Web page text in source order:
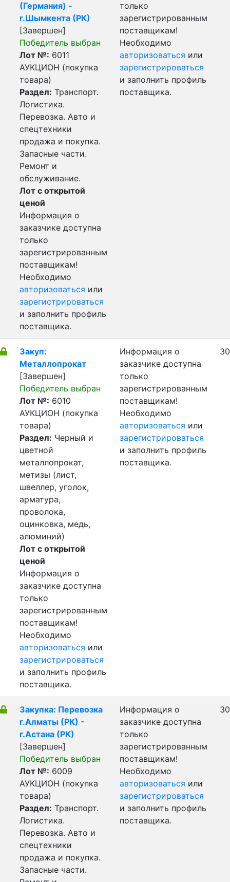
(Германия) -
г.Шымкента (РК)
[Завершен]
Победитель выбран
Лот №: 6011
АУКЦИОН (покупка
товара)
Раздел: Транспорт.
Логистика.
Перевозка. Авто и
спецтехники
продажа и покупка.
Запасные части.
Ремонт и
обслуживание.
Лот с открытой
ценой
Информация о
заказчике доступна
только
зарегистрированным
поставщикам!
Необходимо
авторизоваться или
зарегистрироваться
и заполнить профиль
поставщика.
только
зарегистрированным
поставщикам!
Необходимо
авторизоваться или
зарегистрироваться
и заполнить профиль
поставщика.
Закуп:
Металлопрокат
[Завершен]
Победитель выбран
Лот №: 6010
АУКЦИОН (покупка
товара)
Раздел: Черный и
цветной
металлопрокат,
метизы (лист,
швеллер, уголок,
арматура,
проволока,
оцинковка, медь,
алюминий)
Лот с открытой
ценой
Информация о
заказчике доступна
только
зарегистрированным
поставщикам!
Необходимо
авторизоваться или
зарегистрироваться
и заполнить профиль
поставщика.
Информация о
заказчике доступна
только
зарегистрированным
поставщикам!
Необходимо
авторизоваться или
зарегистрироваться
и заполнить профиль
поставщика.
Закупка: Перевозка
г.Алматы (РК) -
г.Астана (РК)
[Завершен]
Победитель выбран
Лот №: 6009
АУКЦИОН (покупка
товара)
Раздел: Транспорт.
Логистика.
Перевозка. Авто и
спецтехники
продажа и покупка.
Запасные части.
Информация о
заказчике доступна
только
зарегистрированным
поставщикам!
Необходимо
авторизоваться или
зарегистрироваться
и заполнить профиль
поставщика.